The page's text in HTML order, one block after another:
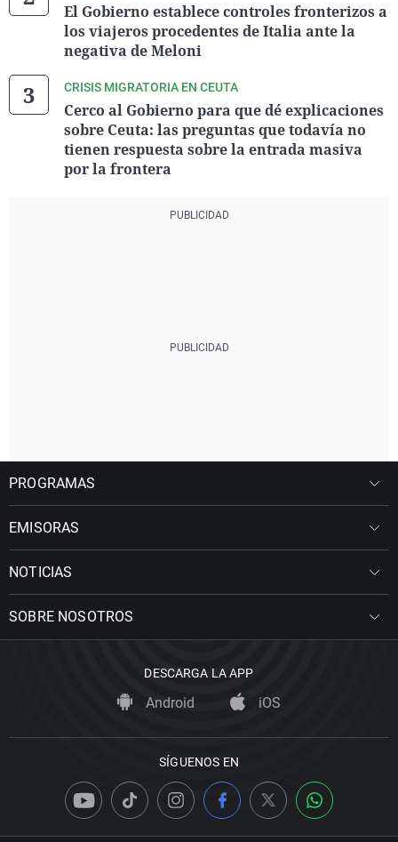
El Gobierno establece controles fronterizos a
los viajeros procedentes de Italia ante la
negativa de Meloni
CRISIS MIGRATORIA EN CEUTA
Cerco al Gobierno para que dé explicaciones
sobre Ceuta: las preguntas que todavía no
tienen respuesta sobre la entrada masiva
por la frontera
PROGRAMAS
EMISORAS
NOTICIAS
SOBRE NOSOTROS
DESCARGA LA APP
Android iOS
SÍGUENOS EN